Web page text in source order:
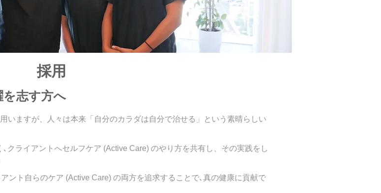
採用
志す方へ
いますが、人々は本来「自分のカラダは自分で治せる」という素晴らしい
クライアントへセルフケア (Active Care) のやり方を共有し、その実践をし
ント自らのケア (Active Care) の両方を追求することで､真の健康に貢献で